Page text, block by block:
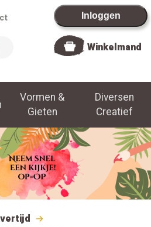
Inloggen
Winkelmand
Vormen &
Gieten
Diversen
Creatief